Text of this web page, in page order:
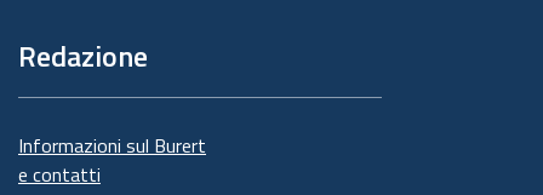
Redazione
Informazioni sul Burert
e contatti